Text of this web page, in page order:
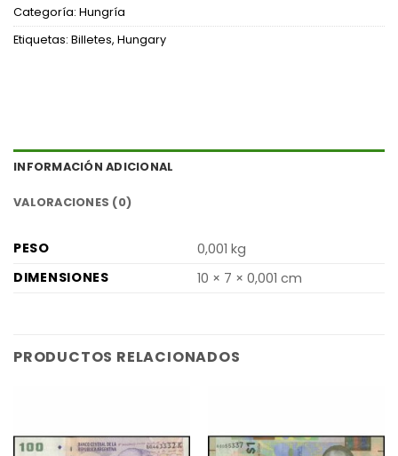
Categoría: Hungría
Etiquetas: Billetes, Hungary
INFORMACIÓN ADICIONAL
VALORACIONES (0)
PESO
0,001 kg
DIMENSIONES
10 × 7 × 0,001 cm
PRODUCTOS RELACIONADOS